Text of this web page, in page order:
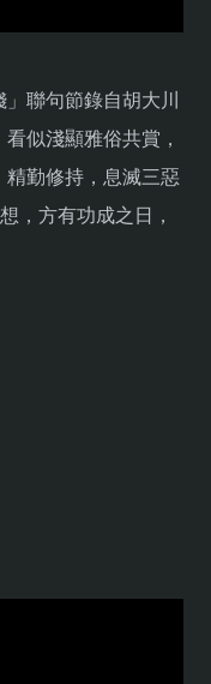
聯句節錄自胡大川
似淺顯雅俗共賞，
勤修持，息滅三惡
，方有功成之日，